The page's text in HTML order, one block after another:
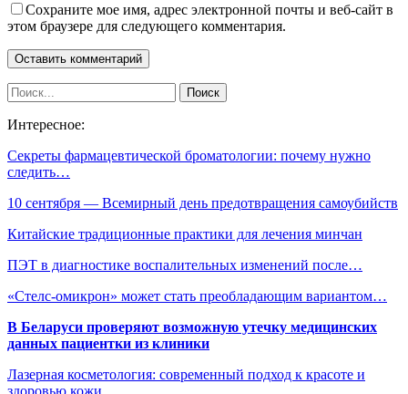
Сохраните мое имя, адрес электронной почты и веб-сайт в
этом браузере для следующего комментария.
Интересное:
Секреты фармацевтической броматологии: почему нужно
следить…
10 сентября — Всемирный день предотвращения самоубийств
Китайские традиционные практики для лечения минчан
ПЭТ в диагностике воспалительных изменений после…
«Стелс-омикрон» может стать преобладающим вариантом…
В Беларуси проверяют возможную утечку медицинских
данных пациентки из клиники
Лазерная косметология: современный подход к красоте и
здоровью кожи